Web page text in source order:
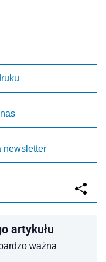
newsletter
artykułu
ważna